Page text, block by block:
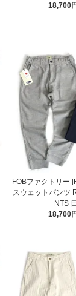
18,700
FOBファクトリー
スウェットパンツ
NTS
18,700